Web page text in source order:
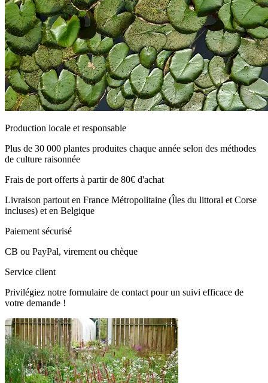
Production locale et responsable
Plus de 30 000 plantes produites chaque année selon des méthodes
de culture raisonnée
Frais de port offerts à partir de 80€ d'achat
Livraison partout en France Métropolitaine (Îles du littoral et Corse
incluses) et en Belgique
Paiement sécurisé
CB ou PayPal, virement ou chèque
Service client
Privilégiez notre formulaire de contact pour un suivi efficace de
votre demande !